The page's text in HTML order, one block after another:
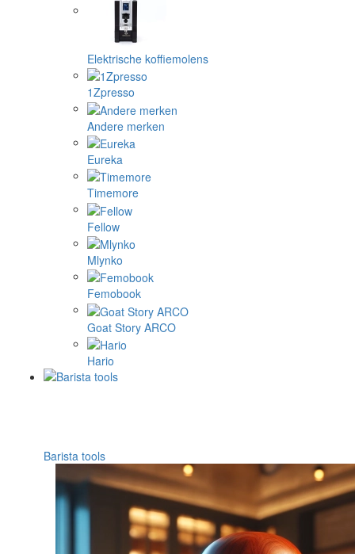
Elektrische koffiemolens
1Zpresso
Andere merken
Eureka
Timemore
Fellow
Mlynko
Femobook
Goat Story ARCO
Hario
Barista tools